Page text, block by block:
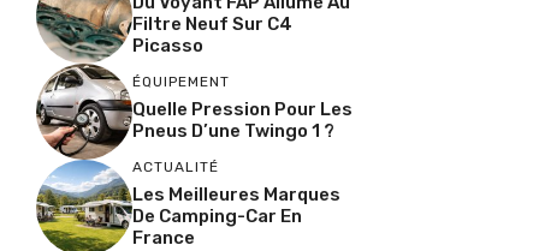
Filtre Neuf Sur C4
Picasso
ÉQUIPEMENT
Quelle Pression Pour Les
Pneus D’une Twingo 1 ?
ACTUALITÉ
Les Meilleures Marques
De Camping-Car En
France